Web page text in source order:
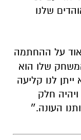
שלנו
על ההחתמה
שלו הוא
לנו קליעה
חלק
העונה.״